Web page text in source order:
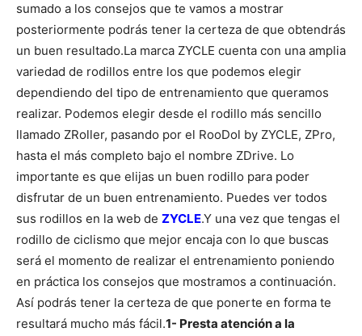
sumado a los consejos que te vamos a mostrar
posteriormente podrás tener la certeza de que obtendrás
un buen resultado.La marca ZYCLE cuenta con una amplia
variedad de rodillos entre los que podemos elegir
dependiendo del tipo de entrenamiento que queramos
realizar. Podemos elegir desde el rodillo más sencillo
llamado ZRoller, pasando por el RooDol by ZYCLE, ZPro,
hasta el más completo bajo el nombre ZDrive. Lo
importante es que elijas un buen rodillo para poder
disfrutar de un buen entrenamiento. Puedes ver todos
sus rodillos en la web de ZYCLE.Y una vez que tengas el
rodillo de ciclismo que mejor encaja con lo que buscas
será el momento de realizar el entrenamiento poniendo
en práctica los consejos que mostramos a continuación.
Así podrás tener la certeza de que ponerte en forma te
resultará mucho más fácil.1- Presta atención a la